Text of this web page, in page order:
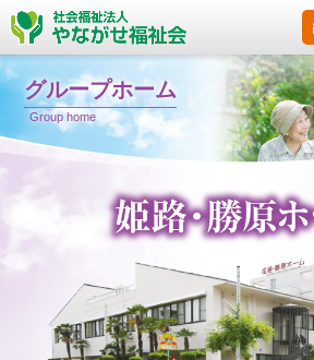
グループホーム
Group home